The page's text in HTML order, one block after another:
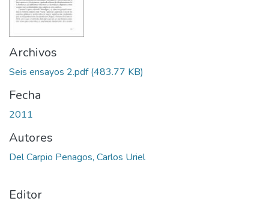
Archivos
Seis ensayos 2.pdf(483.77 KB)
Fecha
2011
Autores
Del Carpio Penagos, Carlos Uriel
Editor